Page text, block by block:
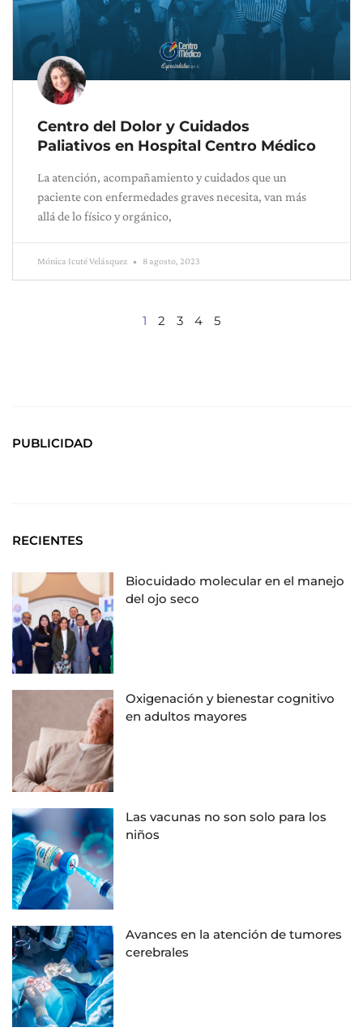
Centro del Dolor y Cuidados
Paliativos en Hospital Centro Médico
La atención, acompañamiento y cuidados que un
paciente con enfermedades graves necesita, van más
allá de lo físico y orgánico,
Mónica Icuté Velásquez 8 agosto, 2023
1 2 3 4 5
PUBLICIDAD
RECIENTES
Biocuidado molecular en el manejo
del ojo seco
Oxigenación y bienestar cognitivo
en adultos mayores
Las vacunas no son solo para los
niños
Avances en la atención de tumores
cerebrales